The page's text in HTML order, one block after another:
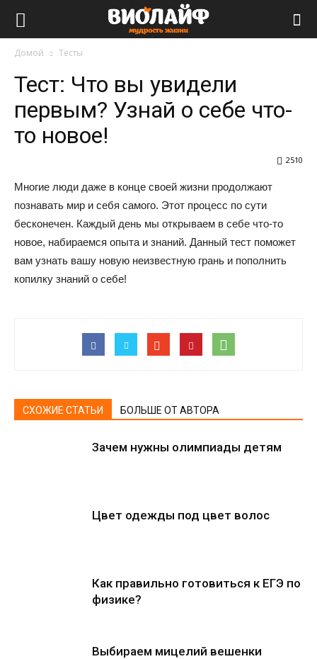
Домой Тесты
Тест: Что вы увидели
первым? Узнай о себе что-
то новое!
2510
Многие люди даже в конце своей жизни продолжают
познавать мир и себя самого. Этот процесс по сути
бесконечен. Каждый день мы открываем в себе что-то
новое, набираемся опыта и знаний. Данный тест поможет
вам узнать вашу новую неизвестную грань и пополнить
копилку знаний о себе!
СХОЖИЕ СТАТЬИ БОЛЬШЕ ОТ АВТОРА
Зачем нужны олимпиады детям
Цвет одежды под цвет волос
Как правильно готовиться к ЕГЭ по
физике?
Выбираем мицелий вешенки